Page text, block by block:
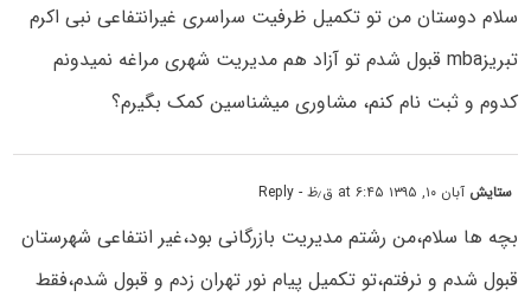
سلام دوستان من تو تکمیل ظرفیت سراسری غیرانتفاعی نبی اکرم
تبریزmba قبول شدم تو آزاد هم مدیریت شهری مراغه نمیدونم
کدوم و ثبت نام کنم، مشاوری میشناسین کمک بگیرم؟
ستایش آبان ۱۰, ۱۳۹۵ at ۶:۴۵ ق٫ظ - Reply
بچه ها سلام،من رشتم مدیریت بازرگانی بود،غیر انتفاعی شهرستان
قبول شدم و نرفتم،تو تکمیل پیام نور تهران زدم و قبول شدم،فقط